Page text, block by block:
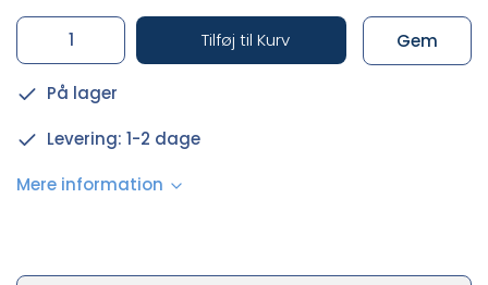
Tilføj til Kurv Gem
På lager
Levering: 1-2 dage
Mere information